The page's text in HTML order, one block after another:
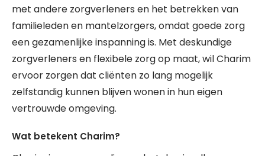
met andere zorgverleners en het betrekken van
familieleden en mantelzorgers, omdat goede zorg
een gezamenlijke inspanning is. Met deskundige
zorgverleners en flexibele zorg op maat, wil Charim
ervoor zorgen dat cliënten zo lang mogelijk
zelfstandig kunnen blijven wonen in hun eigen
vertrouwde omgeving.
Wat betekent Charim?